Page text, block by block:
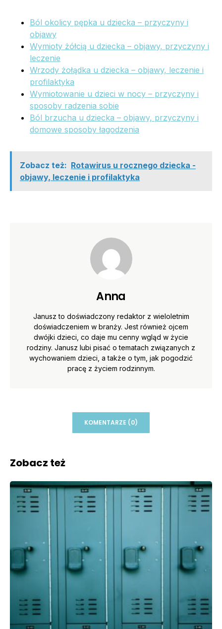
Ból okolicy pępka u dziecka – przyczyny i
objawy
Wymioty żółcią u dziecka – objawy, przyczyny i
leczenie
Wrzody żołądka u dziecka – objawy, leczenie i
profilaktyka
Wymiotowanie u dzieci w nocy – przyczyny i
sposoby radzenia sobie
Ból brzucha u dziecka – objawy, przyczyny i
domowe sposoby łagodzenia
Zobacz też: Rotawirus u rocznego dziecka -
objawy, leczenie i profilaktyka
Anna
Janusz to doświadczony redaktor z wieloletnim
doświadczeniem w branży. Jest również ojcem
dwójki dzieci, co daje mu cenny wgląd w życie
rodziny. Janusz lubi pisać o tematach związanych z
wychowaniem dzieci, a także o tym, jak pogodzić
pracę z życiem rodzinnym.
KOMENTARZE (0)
Zobacz też